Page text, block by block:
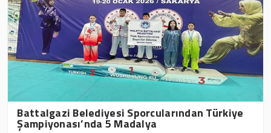
Battalgazi Belediyesi Sporcularından Türkiye
Şampiyonası’nda 5 Madalya